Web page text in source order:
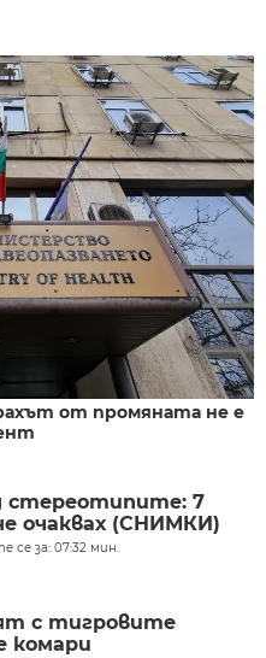
от промяната не е
стереотипите: 7
очаквах (СНИМКИ)
се за: 07:32 мин.
с тигровите
комари